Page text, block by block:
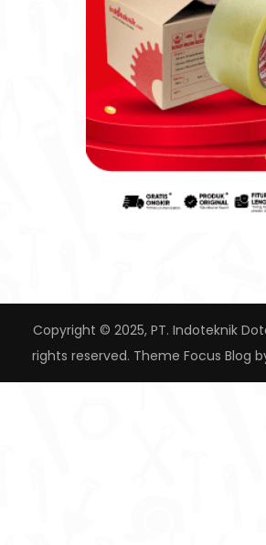
Copyright © 2025, PT. Indoteknik
rights reserved. Theme Focus Blog